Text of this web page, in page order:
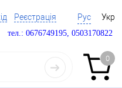
Реєстрація Рус Укр
тел.: 0676749195, 0503170822
0